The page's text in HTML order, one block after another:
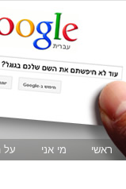
ראשי מי אני על